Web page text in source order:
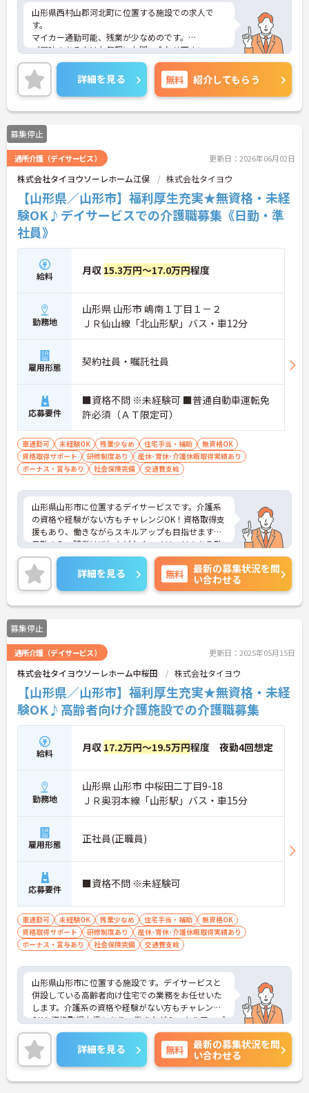
山形県西村山郡河北町に位置する施設での求人で
す。
マイカー通勤可能、残業が少なめのです。
ご興味のある方はお気軽にお問い合わせ下さい。
詳細を見る 無料 紹介してもらう
募集停止
通所介護（デイサービス） 更新日：2026年06月02日
株式会社タイヨウソーレホーム江俣 株式会社タイヨウ
【山形県／山形市】福利厚生充実★無資格・未経
験OK♪デイサービスでの介護職募集《日勤・準
社員》
給料 月収 15.3万円～17.0万円程度
勤務地
山形県 山形市 嶋南１丁目１－２
ＪＲ仙山線「北山形駅」バス・車12分
雇用形態 契約社員・嘱託社員
応募要件
■資格不問 ※未経験可 ■普通自動車運転免
許必須（ＡＴ限定可）
車通勤可 未経験OK 残業少なめ 住宅手当・補助
無資格OK
資格取得サポート
研修制度あり
産休･育休･介護休暇取得実績あり
ボーナス・賞与あり
社会保険完備 交通費支給
山形県山形市に位置するデイサービスです。介護系
の資格や経験がない方もチャレンジOK！資格取得支
援もあり、働きながらスキルアップも目指せます！
日勤のみ、残業はほとんどなく、メリハリのある勤
務が可能です。ご興味のある方には、面接対策ポイ
ントなど、さらに詳細をお話しいたしますのでお気
軽にご相談ください！
詳細を見る 無料
最新の募集状況を問
い合わせる
募集停止
通所介護（デイサービス） 更新日：2025年05月15日
株式会社タイヨウソーレホーム中桜田 株式会社タイヨウ
【山形県／山形市】福利厚生充実★無資格・未経
験OK♪高齢者向け介護施設での介護職募集
給料 月収 17.2万円～19.5万円程度 夜勤4回想定
勤務地
山形県 山形市 中桜田二丁目9-18
ＪＲ奥羽本線「山形駅」バス・車15分
雇用形態 正社員(正職員)
応募要件 ■資格不問 ※未経験可
車通勤可 未経験OK 残業少なめ 住宅手当・補助
無資格OK
資格取得サポート
研修制度あり
産休･育休･介護休暇取得実績あり
ボーナス・賞与あり
社会保険完備 交通費支給
山形県山形市に位置する施設です。デイサービスと
併設している高齢者向け住宅での業務をお任せいた
します。介護系の資格や経験がない方もチャレンジ
OK！資格取得支援もあり、働きながらスキルアップ
も目指せます！残業はほとんどなく、メリハリのあ
る勤務が可能です。ご興味のある方には、面接対策
ポイントなど、さらに詳細をお話しいたしますので
お気軽にご相談ください！
詳細を見る 無料
最新の募集状況を問
い合わせる